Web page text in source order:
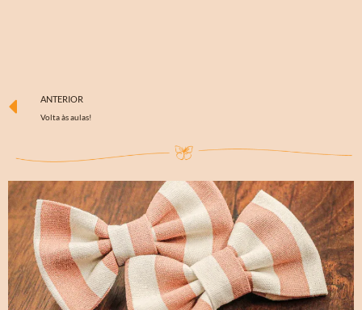
ANTERIOR
Volta às aulas!